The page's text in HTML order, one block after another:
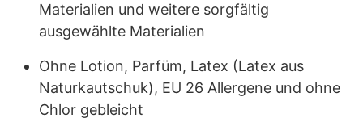
Materialien und weitere sorgfältig
ausgewählte Materialien
Ohne Lotion, Parfüm, Latex (Latex aus
Naturkautschuk), EU 26 Allergene und ohne
Chlor gebleicht